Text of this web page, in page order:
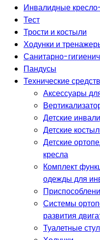
Инвалидные
Тест
Трости и костыли
Ходунки и
Санитарно-
Пандусы
Технические
Аксессуары
Детские
Детские
Детские
кресла
Комплект
одежды для
Системы
развития
Туалетные